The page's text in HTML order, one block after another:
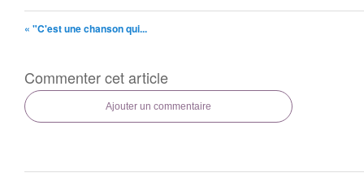
« "C'est une chanson qui...
Commenter cet article
Ajouter un commentaire